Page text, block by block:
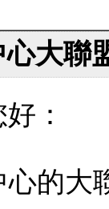
大聯
：
心的大